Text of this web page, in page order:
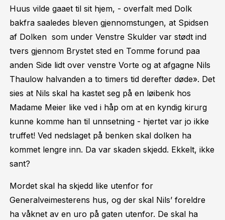
Huus vilde gaaet til sit hjem, - overfalt med Dolk
bakfra saaledes bleven gjennomstungen, at Spidsen
af Dolken som under Venstre Skulder var stødt ind
tvers gjennom Brystet sted en Tomme forund paa
anden Side lidt over venstre Vorte og at afgagne Nils
Thaulow halvanden a to timers tid derefter døde». Det
sies at Nils skal ha kastet seg på en løibenk hos
Madame Meier like ved i håp om at en kyndig kirurg
kunne komme han til unnsetning - hjertet var jo ikke
truffet! Ved nedslaget på benken skal dolken ha
kommet lengre inn. Da var skaden skjedd. Ekkelt, ikke
sant?
Mordet skal ha skjedd like utenfor for
Generalveimesterens hus, og der skal Nils’ foreldre
ha våknet av en uro på gaten utenfor. De skal ha